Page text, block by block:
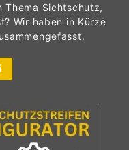
Thema Sichtschutz,
Wir haben in Kürze